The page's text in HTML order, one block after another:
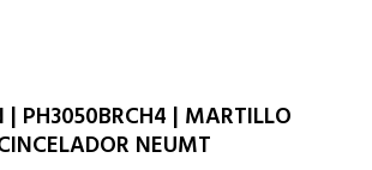
| PH3050BRCH4 | MARTILLO
NEUMT